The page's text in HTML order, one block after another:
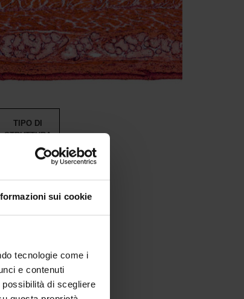
sui cookie
tecnologie come i
e contenuti
di scegliere
TIPO DI
STRUTTURA